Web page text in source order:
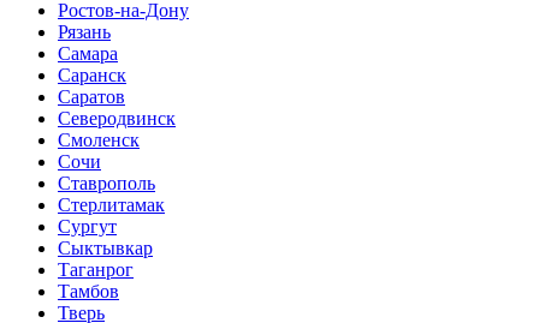
Ростов-на-Дону
Рязань
Самара
Саранск
Саратов
Северодвинск
Смоленск
Сочи
Ставрополь
Стерлитамак
Сургут
Сыктывкар
Таганрог
Тамбов
Тверь